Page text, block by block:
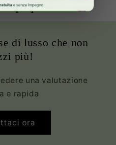
propria borsa
di lusso che non
più!
una valutazione
e rapida
ora